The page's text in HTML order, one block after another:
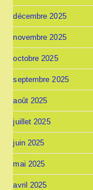
décembre 2025
novembre 2025
octobre 2025
septembre 2025
août 2025
juillet 2025
juin 2025
mai 2025
avril 2025